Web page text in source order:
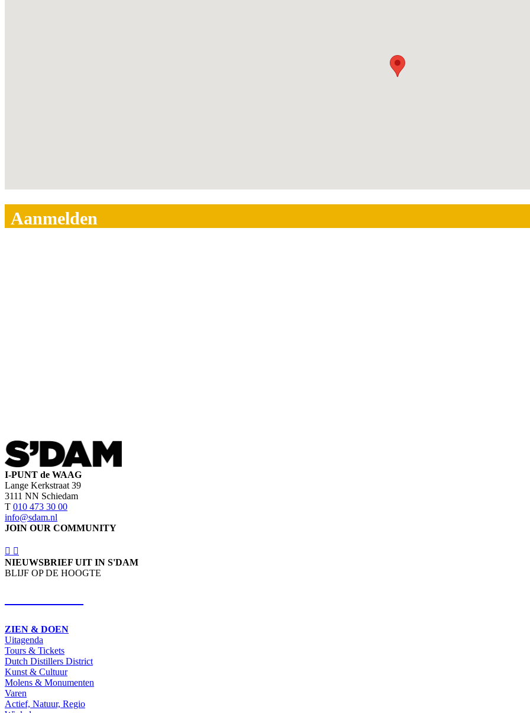
Aanmelden
I-PUNT de WAAG
Lange Kerkstraat 39
3111 NN Schiedam
T 010 473 30 00
info@sdam.nl
JOIN OUR COMMUNITY
NIEUWSBRIEF UIT IN S'DAM
BLIJF OP DE HOOGTE
ZIEN & DOEN
Uitagenda
Tours & Tickets
Dutch Distillers District
Kunst & Cultuur
Molens & Monumenten
Varen
Actief, Natuur, Regio